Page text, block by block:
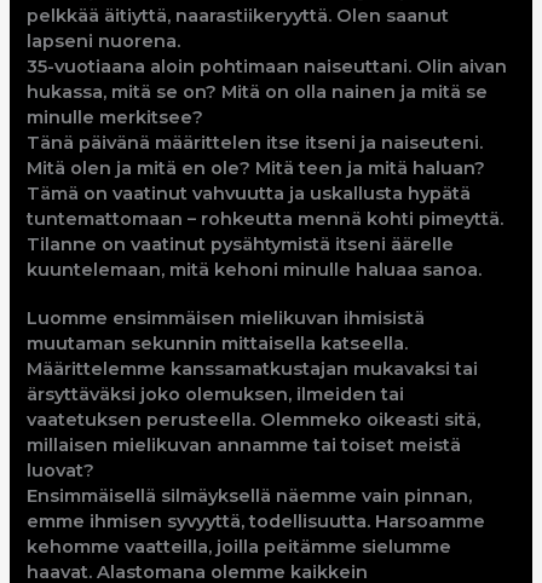
pelkkää äitiyttä, naarastiikeryyttä. Olen saanut
lapseni nuorena.
35-vuotiaana aloin pohtimaan naiseuttani. Olin aivan
hukassa, mitä se on? Mitä on olla nainen ja mitä se
minulle merkitsee?
Tänä päivänä määrittelen itse itseni ja naiseuteni.
Mitä olen ja mitä en ole? Mitä teen ja mitä haluan?
Tämä on vaatinut vahvuutta ja uskallusta hypätä
tuntemattomaan – rohkeutta mennä kohti pimeyttä.
Tilanne on vaatinut pysähtymistä itseni äärelle
kuuntelemaan, mitä kehoni minulle haluaa sanoa.
Luomme ensimmäisen mielikuvan ihmisistä
muutaman sekunnin mittaisella katseella.
Määrittelemme kanssamatkustajan mukavaksi tai
ärsyttäväksi joko olemuksen, ilmeiden tai
vaatetuksen perusteella. Olemmeko oikeasti sitä,
millaisen mielikuvan annamme tai toiset meistä
luovat?
Ensimmäisellä silmäyksellä näemme vain pinnan,
emme ihmisen syvyyttä, todellisuutta. Harsoamme
kehomme vaatteilla, joilla peitämme sielumme
haavat. Alastomana olemme kaikkein